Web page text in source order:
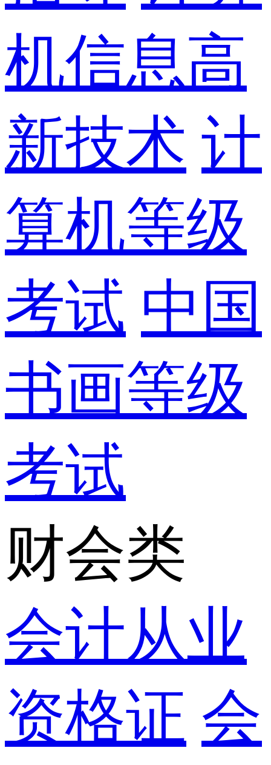
机信息高
新技术 计
算机等级
考试 中国
书画等级
考试
财会类
会计从业
资格证 会